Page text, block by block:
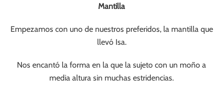
Mantilla
Empezamos con uno de nuestros preferidos, la mantilla que
llevó Isa.
Nos encantó la forma en la que la sujeto con un moño a
media altura sin muchas estridencias.